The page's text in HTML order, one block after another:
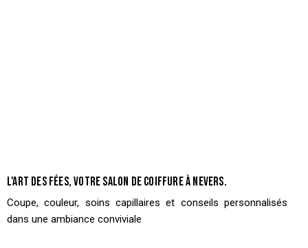
L'ART DES FÉES, VOTRE SALON DE COIFFURE À NEVERS.
Coupe, couleur, soins capillaires et conseils personnalisés
dans une ambiance conviviale